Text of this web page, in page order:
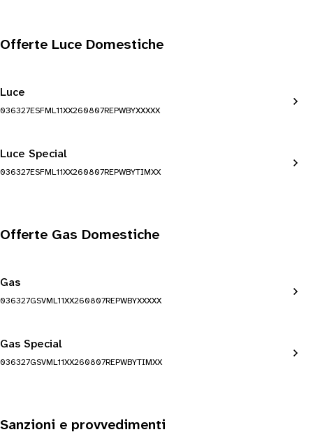
Offerte Luce Domestiche
Luce
036327ESFML11XX260807REPWBYXXXXX
Luce Special
036327ESFML11XX260807REPWBYTIMXX
Offerte Gas Domestiche
Gas
036327GSVML11XX260807REPWBYXXXXX
Gas Special
036327GSVML11XX260807REPWBYTIMXX
Sanzioni e provvedimenti